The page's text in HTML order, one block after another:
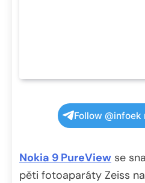
Follow @infoek
Nokia 9 PureView se
pěti fotoaparáty Zeiss